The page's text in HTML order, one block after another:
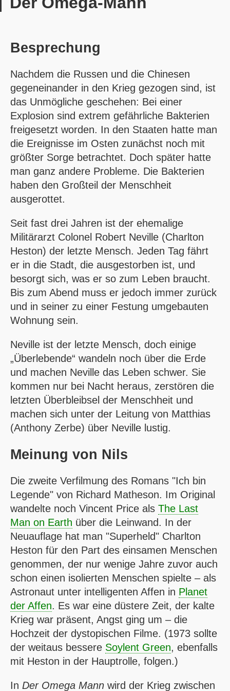
Besprechung
Nachdem die Russen und die Chinesen
gegeneinander in den Krieg gezogen sind, ist
das Unmögliche geschehen: Bei einer
Explosion sind extrem gefährliche Bakterien
freigesetzt worden. In den Staaten hatte man
die Ereignisse im Osten zunächst noch mit
größter Sorge betrachtet. Doch später hatte
man ganz andere Probleme. Die Bakterien
haben den Großteil der Menschheit
ausgerottet.
Seit fast drei Jahren ist der ehemalige
Militärarzt Colonel Robert Neville (Charlton
Heston) der letzte Mensch. Jeden Tag fährt
er in die Stadt, die ausgestorben ist, und
besorgt sich, was er so zum Leben braucht.
Bis zum Abend muss er jedoch immer zurück
und in seiner zu einer Festung umgebauten
Wohnung sein.
Neville ist der letzte Mensch, doch einige
„Überlebende“ wandeln noch über die Erde
und machen Neville das Leben schwer. Sie
kommen nur bei Nacht heraus, zerstören die
letzten Überbleibsel der Menschheit und
machen sich unter der Leitung von Matthias
(Anthony Zerbe) über Neville lustig.
Meinung von Nils
Die zweite Verfilmung des Romans "Ich bin
Legende" von Richard Matheson. Im Original
wandelte noch Vincent Price als The Last
Man on Earth über die Leinwand. In der
Neuauflage hat man "Superheld" Charlton
Heston für den Part des einsamen Menschen
genommen, der nur wenige Jahre zuvor auch
schon einen isolierten Menschen spielte – als
Astronaut unter intelligenten Affen in Planet
der Affen. Es war eine düstere Zeit, der kalte
Krieg war präsent, Angst ging um – die
Hochzeit der dystopischen Filme. (1973 sollte
der weitaus bessere Soylent Green, ebenfalls
mit Heston in der Hauptrolle, folgen.)
In Der Omega Mann wird der Krieg zwischen